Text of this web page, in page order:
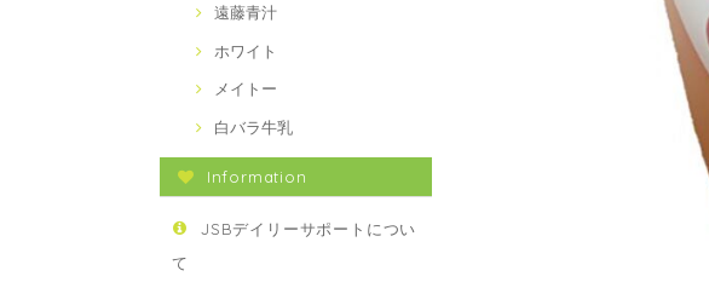
遠藤青汁
ホワイト
メイトー
白バラ牛乳
Information
JSBデイリーサポートについ
て